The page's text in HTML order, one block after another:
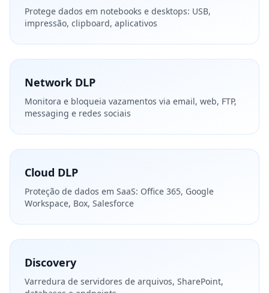
Protege dados em notebooks e desktops: USB,
impressão, clipboard, aplicativos
Network DLP
Monitora e bloqueia vazamentos via email, web, FTP,
messaging e redes sociais
Cloud DLP
Proteção de dados em SaaS: Office 365, Google
Workspace, Box, Salesforce
Discovery
Varredura de servidores de arquivos, SharePoint,